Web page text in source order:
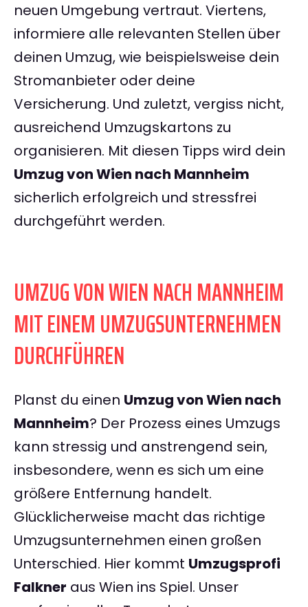
neuen Umgebung vertraut. Viertens,
informiere alle relevanten Stellen über
deinen Umzug, wie beispielsweise dein
Stromanbieter oder deine
Versicherung. Und zuletzt, vergiss nicht,
ausreichend Umzugskartons zu
organisieren. Mit diesen Tipps wird dein
Umzug von Wien nach Mannheim
sicherlich erfolgreich und stressfrei
durchgeführt werden.
UMZUG VON WIEN NACH MANNHEIM
MIT EINEM UMZUGSUNTERNEHMEN
DURCHFÜHREN
Planst du einen Umzug von Wien nach
Mannheim? Der Prozess eines Umzugs
kann stressig und anstrengend sein,
insbesondere, wenn es sich um eine
größere Entfernung handelt.
Glücklicherweise macht das richtige
Umzugsunternehmen einen großen
Unterschied. Hier kommt Umzugsprofi
Falkner aus Wien ins Spiel. Unser